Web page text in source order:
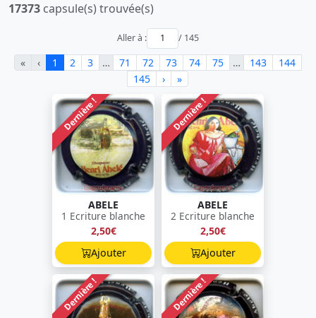
17373 capsule(s) trouvée(s)
Aller à : / 145
« ‹ 1 2 3 … 71 72 73 74 75 … 143
144
145
› »
Dernière !
ABELE
1 Ecriture blanche
2,50€
Ajouter
Dernière !
ABELE
2 Ecriture blanche
2,50€
Ajouter
Dernière ! Dernière !